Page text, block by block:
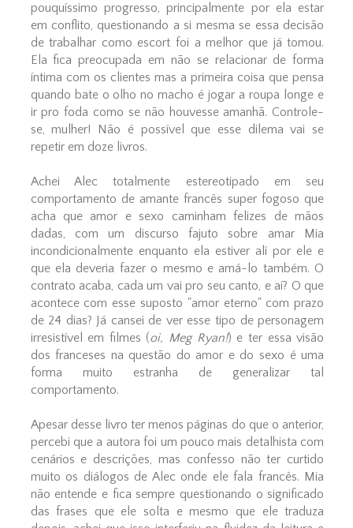
pouquíssimo progresso, principalmente por ela estar
em conflito, questionando a si mesma se essa decisão
de trabalhar como escort foi a melhor que já tomou.
Ela fica preocupada em não se relacionar de forma
íntima com os clientes mas a primeira coisa que pensa
quando bate o olho no macho é jogar a roupa longe e
ir pro foda como se não houvesse amanhã. Controle-
se, mulher! Não é possível que esse dilema vai se
repetir em doze livros.
Achei Alec totalmente estereotipado em seu
comportamento de amante francês super fogoso que
acha que amor e sexo caminham felizes de mãos
dadas, com um discurso fajuto sobre amar Mia
incondicionalmente enquanto ela estiver alí por ele e
que ela deveria fazer o mesmo e amá-lo também. O
contrato acaba, cada um vai pro seu canto, e aí? O que
acontece com esse suposto "amor eterno" com prazo
de 24 dias? Já cansei de ver esse tipo de personagem
irresistível em filmes (oi, Meg Ryan!) e ter essa visão
dos franceses na questão do amor e do sexo é uma
forma muito estranha de generalizar tal
comportamento.
Apesar desse livro ter menos páginas do que o anterior,
percebi que a autora foi um pouco mais detalhista com
cenários e descrições, mas confesso não ter curtido
muito os diálogos de Alec onde ele fala francês. Mia
não entende e fica sempre questionando o significado
das frases que ele solta e mesmo que ele traduza